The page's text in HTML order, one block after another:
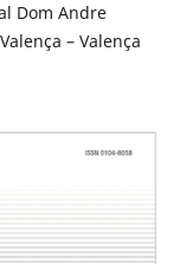
Dom Andre
– Valença